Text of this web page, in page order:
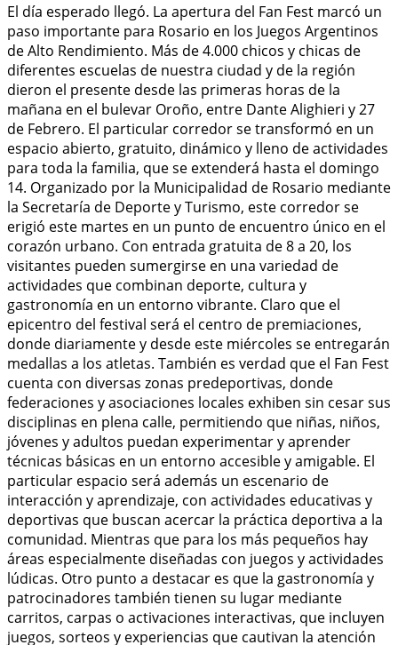
El día esperado llegó. La apertura del Fan Fest marcó un
paso importante para Rosario en los Juegos Argentinos
de Alto Rendimiento. Más de 4.000 chicos y chicas de
diferentes escuelas de nuestra ciudad y de la región
dieron el presente desde las primeras horas de la
mañana en el bulevar Oroño, entre Dante Alighieri y 27
de Febrero. El particular corredor se transformó en un
espacio abierto, gratuito, dinámico y lleno de actividades
para toda la familia, que se extenderá hasta el domingo
14. Organizado por la Municipalidad de Rosario mediante
la Secretaría de Deporte y Turismo, este corredor se
erigió este martes en un punto de encuentro único en el
corazón urbano. Con entrada gratuita de 8 a 20, los
visitantes pueden sumergirse en una variedad de
actividades que combinan deporte, cultura y
gastronomía en un entorno vibrante. Claro que el
epicentro del festival será el centro de premiaciones,
donde diariamente y desde este miércoles se entregarán
medallas a los atletas. También es verdad que el Fan Fest
cuenta con diversas zonas predeportivas, donde
federaciones y asociaciones locales exhiben sin cesar sus
disciplinas en plena calle, permitiendo que niñas, niños,
jóvenes y adultos puedan experimentar y aprender
técnicas básicas en un entorno accesible y amigable. El
particular espacio será además un escenario de
interacción y aprendizaje, con actividades educativas y
deportivas que buscan acercar la práctica deportiva a la
comunidad. Mientras que para los más pequeños hay
áreas especialmente diseñadas con juegos y actividades
lúdicas. Otro punto a destacar es que la gastronomía y
patrocinadores también tienen su lugar mediante
carritos, carpas o activaciones interactivas, que incluyen
juegos, sorteos y experiencias que cautivan la atención